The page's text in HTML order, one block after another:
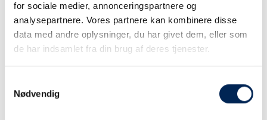
for sociale medier, annonceringspartnere og
analysepartnere. Vores partnere kan kombinere disse
data med andre oplysninger, du har givet dem, eller som
de har indsamlet fra din brug af deres tjenester.
Nødvendig
Få trafikinformation på
sms
tjekke vores hjemmeside eller ringe til os.